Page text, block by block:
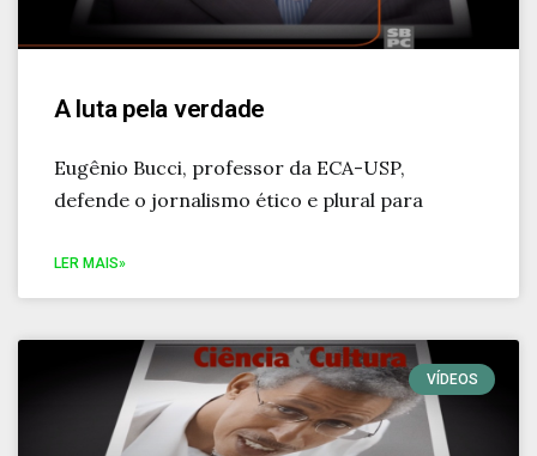
A luta pela verdade
Eugênio Bucci, professor da ECA-USP,
defende o jornalismo ético e plural para
LER MAIS»
VÍDEOS